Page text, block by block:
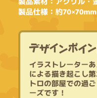
製品仕様：約70×70mm
イラス トレーターあ
による描き起こし第
トロの部屋での過ご
ーズです ！